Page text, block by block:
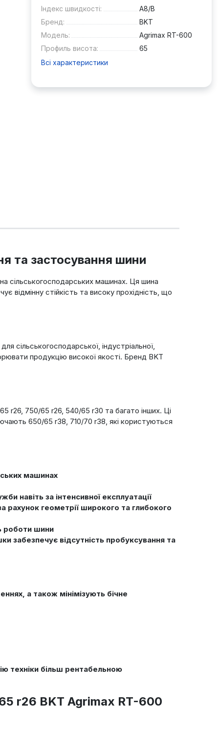
Індекс швидкості:
A8/B
Бренд:
BKT
Модель:
Agrimax RT-600
Профиль висота:
65
Всі характеристики
та застосування шини
сільськогосподарських машинах. Ця шина
відмінну стійкість та високу прохідність, що
сільськогосподарської, індустріальної,
продукцію високої якості. Бренд BKT
r26, 750/65 r26, 540/65 r30 та багато інших. Ці
650/65 r38, 710/70 r38, які користуються
машинах
навіть за інтенсивної експлуатації
рахунок геометрії широкого та глибокого
роботи шини
забезпечує відсутність пробуксування та
а також мінімізують бічне
техніки більш рентабельною
r26 BKT Agrimax RT-600